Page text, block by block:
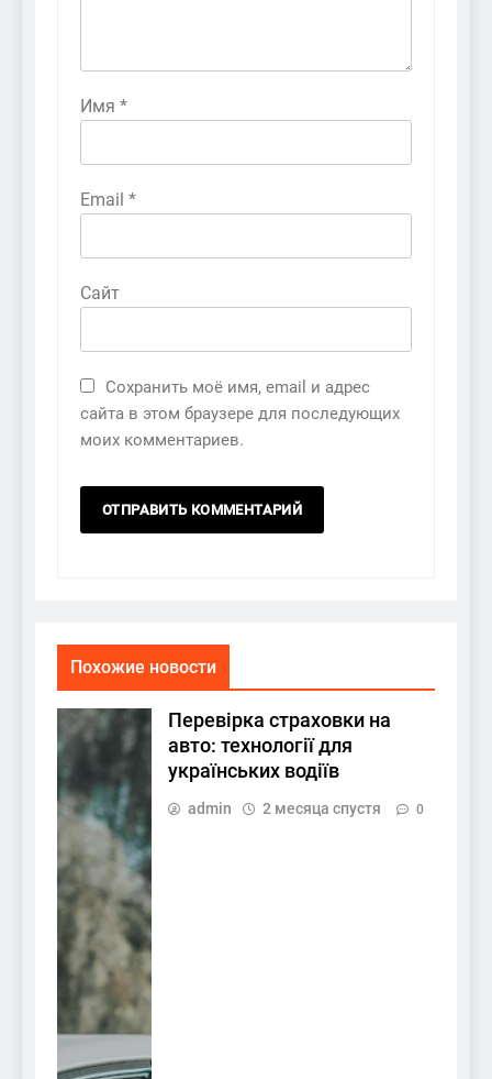
Имя *
Email *
Сайт
Сохранить моё имя, email и адрес
сайта в этом браузере для последующих
моих комментариев.
Похожие новости
Перевірка страховки на
авто: технології для
українських водіїв
admin 2 месяца спустя 0